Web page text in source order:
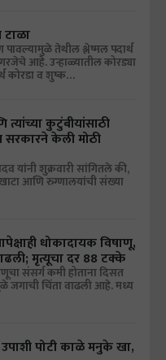
टाळा
पावल्यामुळे तेथील श्लेष्मल पदार्थ
आहे. उन्हाळ्यातील कोरड्या
कोरडा व शुष्क…
कुटुंबीयांसाठी
केली मोठी
यांनी शुक्रवारी सांगितले की,
खाटा आणि रुग्णालयांची संख्या
धोकादायक विषाणू,
मृत्यूचा दर 88 टक्के
संसर्ग कमी होताना दिसत
जगाची चिंता वाढली आहे. मध्य
पोटी काळे मनुके खा,